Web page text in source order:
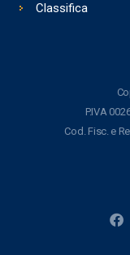
Classifica
P.IVA
Cod. Fisc. e